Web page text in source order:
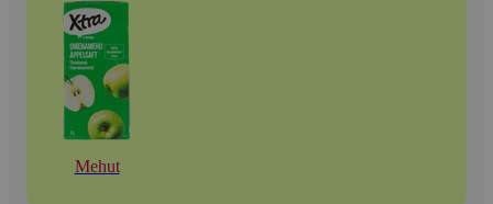
Mehut